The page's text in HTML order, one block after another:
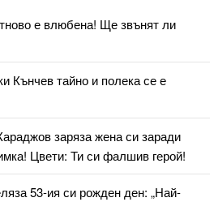
е влюбена! Ще звънят ли
Кънчев тайно и полека се е
заряза жена си заради
Цвети: Ти си фалшив герой!
53-ия си рожден ден: „Най-